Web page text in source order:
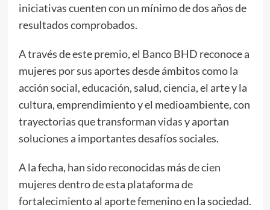
iniciativas cuenten con un mínimo de dos años de
resultados comprobados.
A través de este premio, el Banco BHD reconoce a
mujeres por sus aportes desde ámbitos como la
acción social, educación, salud, ciencia, el arte y la
cultura, emprendimiento y el medioambiente, con
trayectorias que transforman vidas y aportan
soluciones a importantes desafíos sociales.
A la fecha, han sido reconocidas más de cien
mujeres dentro de esta plataforma de
fortalecimiento al aporte femenino en la sociedad.